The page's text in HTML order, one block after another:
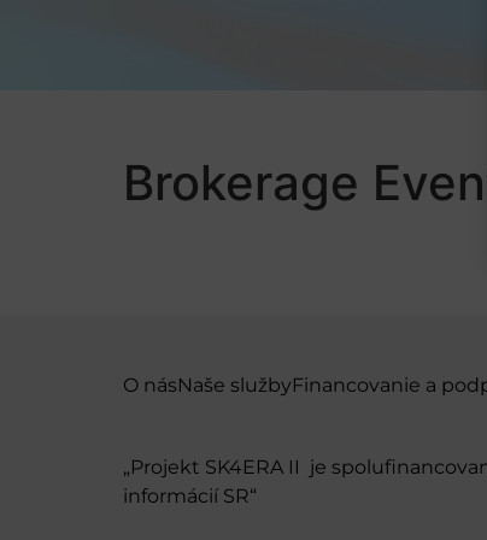
Brokerage
O násNaše službyFinancovanie a
„Projekt SK4ERA II je
informácií SR“